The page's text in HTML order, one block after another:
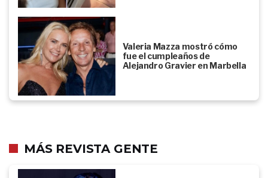
Valeria Mazza mostró cómo
fue el cumpleaños de
Alejandro Gravier en Marbella
MÁS REVISTA GENTE